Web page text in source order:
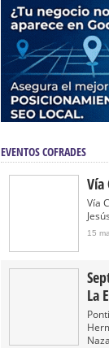
EVENTOS COFRADES
Vía
Vía
15
La